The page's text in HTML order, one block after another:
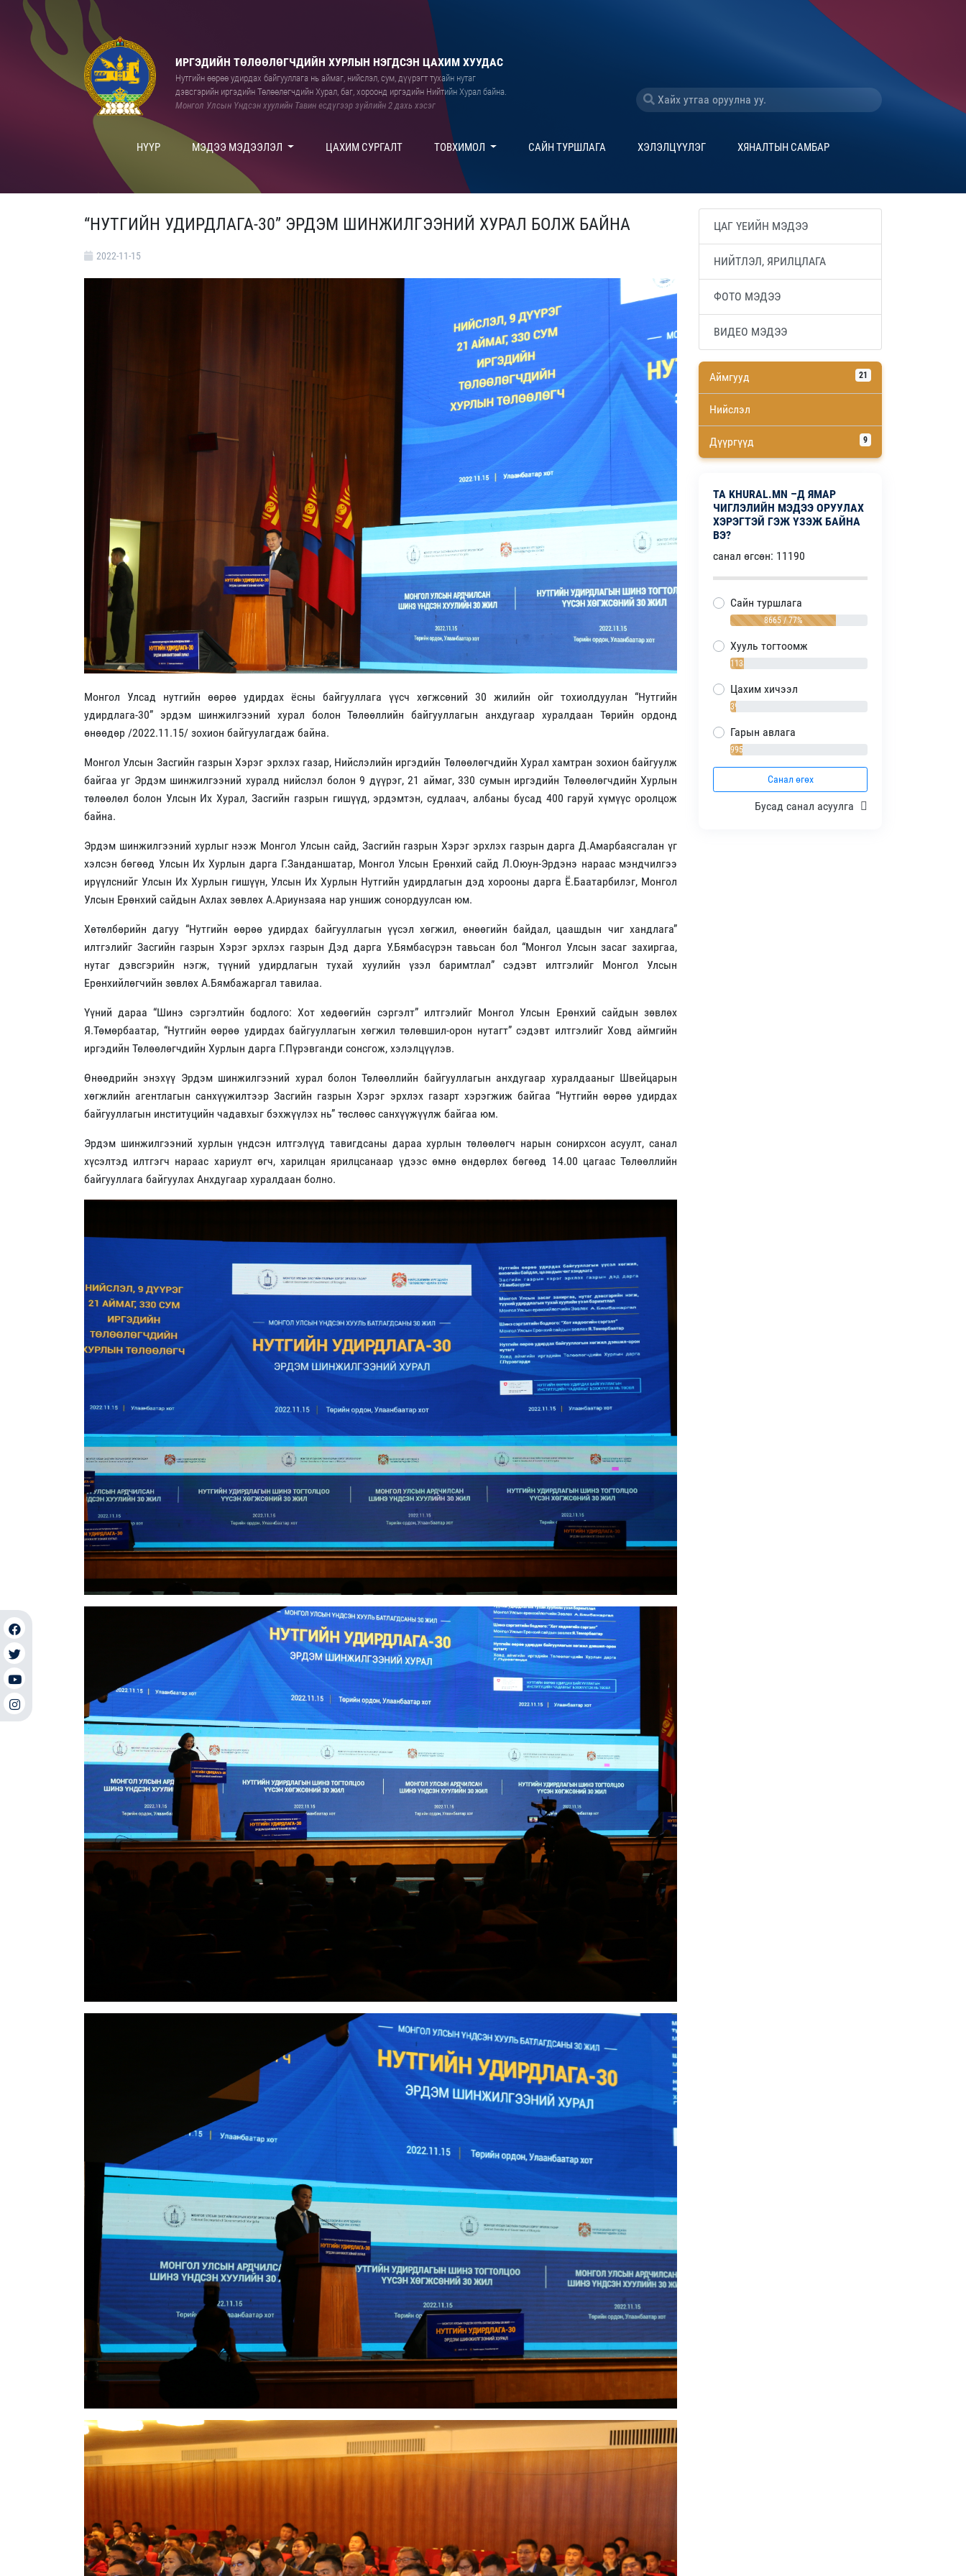
ИРГЭДИЙН ТӨЛӨӨЛӨГЧДИЙН ХУРЛЫН НЭГДСЭН ЦАХИМ ХУУДАС
Нутгийн өөрөө удирдах байгууллага нь аймаг, нийслэл, сум, дүүрэгт тухайн нутаг
дэвсгэрийн иргэдийн Төлөөлөгчдийн Хурал, баг, хороонд иргэдийн Нийтийн Хурал байна.
Монгол Улсын Үндсэн хуулийн Тавин есдүгээр зүйлийн 2 дахь хэсэг
НҮҮР МЭДЭЭ МЭДЭЭЛЭЛ ЦАХИМ СУРГАЛТ ТОВХИМОЛ САЙН ТУРШЛАГА ХЭЛЭЛЦҮҮЛЭГ ХЯНАЛТЫН САМБАР
“НУТГИЙН УДИРДЛАГА-30” ЭРДЭМ ШИНЖИЛГЭЭНИЙ ХУРАЛ БОЛЖ БАЙНА
2022-11-15
Монгол Улсад нутгийн өөрөө удирдах ёсны байгууллага үүсч хөгжсөний 30 жилийн ойг тохиолдуулан “Нутгийн
удирдлага-30” эрдэм шинжилгээний хурал болон Төлөөллийн байгууллагын анхдугаар хуралдаан Төрийн ордонд
өнөөдөр /2022.11.15/ зохион байгуулагдаж байна.
Монгол Улсын Засгийн газрын Хэрэг эрхлэх газар, Нийслэлийн иргэдийн Төлөөлөгчдийн Хурал хамтран зохион байгуулж
байгаа уг Эрдэм шинжилгээний хуралд нийслэл болон 9 дүүрэг, 21 аймаг, 330 сумын иргэдийн Төлөөлөгчдийн Хурлын
төлөөлөл болон Улсын Их Хурал, Засгийн газрын гишүүд, эрдэмтэн, судлаач, албаны бусад 400 гаруй хүмүүс оролцож
байна.
Эрдэм шинжилгээний хурлыг нээж Монгол Улсын сайд, Засгийн газрын Хэрэг эрхлэх газрын дарга Д.Амарбаясгалан үг
хэлсэн бөгөөд Улсын Их Хурлын дарга Г.Занданшатар, Монгол Улсын Ерөнхий сайд Л.Оюун-Эрдэнэ нараас мэндчилгээ
ирүүлснийг Улсын Их Хурлын гишүүн, Улсын Их Хурлын Нутгийн удирдлагын дэд хорооны дарга Ё.Баатарбилэг, Монгол
Улсын Ерөнхий сайдын Ахлах зөвлөх А.Ариунзаяа нар уншиж сонордуулсан юм.
Хөтөлбөрийн дагуу “Нутгийн өөрөө удирдах байгууллагын үүсэл хөгжил, өнөөгийн байдал, цаашдын чиг хандлага”
илтгэлийг Засгийн газрын Хэрэг эрхлэх газрын Дэд дарга У.Бямбасүрэн тавьсан бол “Монгол Улсын засаг захиргаа,
нутаг дэвсгэрийн нэгж, түүний удирдлагын тухай хуулийн үзэл баримтлал” сэдэвт илтгэлийг Монгол Улсын
Ерөнхийлөгчийн зөвлөх А.Бямбажаргал тавилаа.
Үүний дараа “Шинэ сэргэлтийн бодлого: Хот хөдөөгийн сэргэлт” илтгэлийг Монгол Улсын Ерөнхий сайдын зөвлөх
Я.Төмөрбаатар, “Нутгийн өөрөө удирдах байгууллагын хөгжил төлөвшил-орон нутагт” сэдэвт илтгэлийг Ховд аймгийн
иргэдийн Төлөөлөгчдийн Хурлын дарга Г.Пүрэвганди сонсгож, хэлэлцүүлэв.
Өнөөдрийн энэхүү Эрдэм шинжилгээний хурал болон Төлөөллийн байгууллагын анхдугаар хуралдааныг Швейцарын
хөгжлийн агентлагын санхүүжилтээр Засгийн газрын Хэрэг эрхлэх газарт хэрэгжиж байгаа “Нутгийн өөрөө удирдах
байгууллагын институцийн чадавхыг бэхжүүлэх нь” төслөөс санхүүжүүлж байгаа юм.
Эрдэм шинжилгээний хурлын үндсэн илтгэлүүд тавигдсаны дараа хурлын төлөөлөгч нарын сонирхсон асуулт, санал
хүсэлтэд илтгэгч нараас хариулт өгч, харилцан ярилцсанаар үдээс өмнө өндөрлөх бөгөөд 14.00 цагаас Төлөөллийн
байгууллага байгуулах Анхдугаар хуралдаан болно.
ЦАГ ҮЕИЙН МЭДЭЭ
НИЙТЛЭЛ, ЯРИЛЦЛАГА
ФОТО МЭДЭЭ
ВИДЕО МЭДЭЭ
Аймгууд 21
Нийслэл
Дүүргүүд 9
ТА KHURAL.MN –Д ЯМАР
ЧИГЛЭЛИЙН МЭДЭЭ ОРУУЛАХ
ХЭРЭГТЭЙ ГЭЖ ҮЗЭЖ БАЙНА
ВЭ?
санал өгсөн: 11190
Сайн туршлага
8665 / 77%
Хууль тогтоомж
1138 / 10%
Цахим хичээл
392 / 4%
Гарын авлага
995 / 9%
Санал өгөх
Бусад санал асуулга